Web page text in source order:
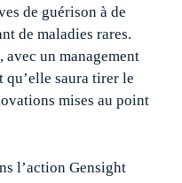
de guérison à de
de maladies rares.
avec un management
saura tirer le
mises au point
l’action Gensight